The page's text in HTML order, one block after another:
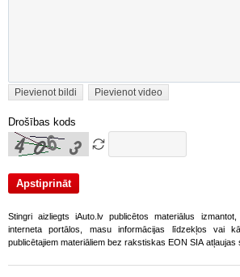
Pievienot bildi Pievienot video
Drošības kods
Stingri aizliegts iAuto.lv publicētos materiālus
interneta portālos, masu informācijas līdzekļos vai
publicētajiem materiāliem bez rakstiskas EON SIA atļaujas